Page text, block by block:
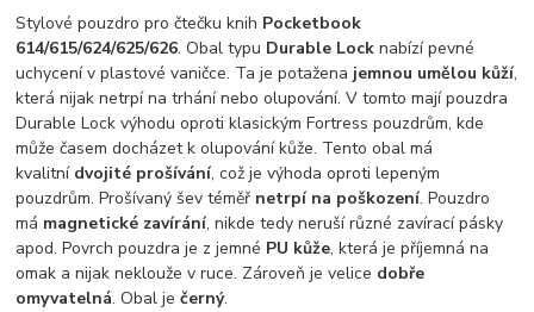
Stylové pouzdro pro čtečku knih Pocketbook
614/615/624/625/626. Obal typu Durable Lock nabízí pevné
uchycení v plastové vaničce. Ta je potažena jemnou umělou kůží,
která nijak netrpí na trhání nebo olupování. V tomto mají pouzdra
Durable Lock výhodu oproti klasickým Fortress pouzdrům, kde
může časem docházet k olupování kůže. Tento obal má
kvalitní dvojité prošívání, což je výhoda oproti lepeným
pouzdrům. Prošívaný šev téměř netrpí na poškození. Pouzdro
má magnetické zavírání, nikde tedy neruší různé zavírací pásky
apod. Povrch pouzdra je z jemné PU kůže, která je příjemná na
omak a nijak neklouže v ruce. Zároveň je velice dobře
omyvatelná. Obal ječerný.